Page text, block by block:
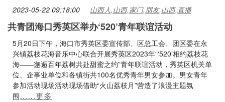
2023-05-22 09:18:00 山西人,山西,家门,朋友,山西,直播
共青团海口秀英区举办‘520’青年联谊活动
5月20日下午，海口市秀英区委宣传部、区总工会、团区委在永
兴镇荔枝花海音乐中心联合开展秀英区2023年“‘520’相约荔枝花
海——邂逅百年荔树共赴甜蜜之约”青年联谊活动，秀英区机关单
位、企事业单位和各镇街共100名优秀青年男女参加。男女青年
参加活动现场活动现场借助“火山荔枝月”营造了浪漫主题氛
围……更多